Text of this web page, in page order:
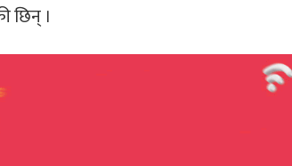
छिन् ।